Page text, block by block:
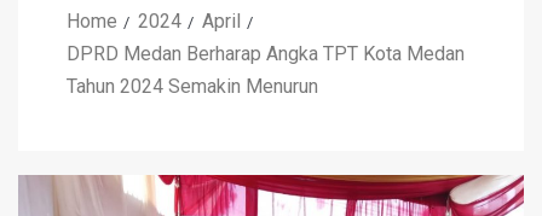
Home 2024
April
DPRD Medan Berharap Angka TPT Kota Medan
Tahun 2024 Semakin Menurun